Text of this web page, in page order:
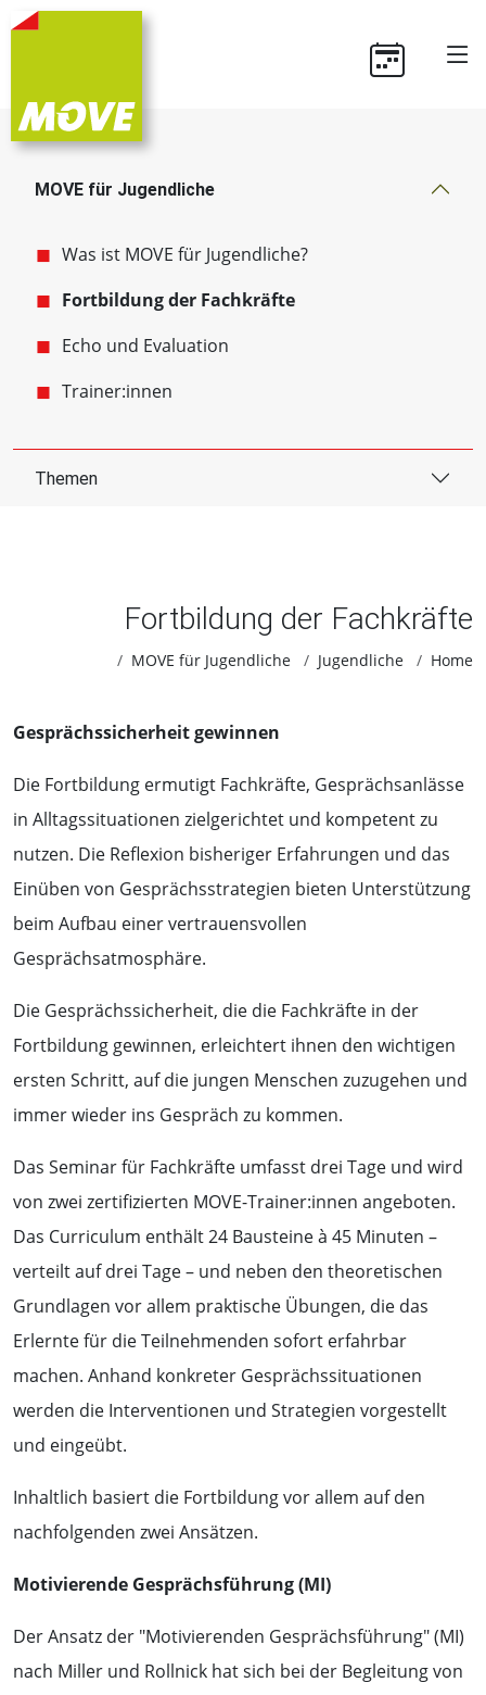
MOVE für Jugendliche
Was ist MOVE für Jugendliche?
Fortbildung der Fachkräfte
Echo und Evaluation
Trainer:innen
Themen
Fortbildung der Fachkräfte
MOVE für Jugendliche Jugendliche Home
Gesprächssicherheit gewinnen
Die Fortbildung ermutigt Fachkräfte, Gesprächsanlässe
in Alltagssituationen zielgerichtet und kompetent zu
nutzen. Die Reflexion bisheriger Erfahrungen und das
Einüben von Gesprächsstrategien bieten Unterstützung
beim Aufbau einer vertrauensvollen
Gesprächsatmosphäre.
Die Gesprächssicherheit, die die Fachkräfte in der
Fortbildung gewinnen, erleichtert ihnen den wichtigen
ersten Schritt, auf die jungen Menschen zuzugehen und
immer wieder ins Gespräch zu kommen.
Das Seminar für Fachkräfte umfasst drei Tage und wird
von zwei zertifizierten MOVE-Trainer:innen angeboten.
Das Curriculum enthält 24 Bausteine à 45 Minuten –
verteilt auf drei Tage – und neben den theoretischen
Grundlagen vor allem praktische Übungen, die das
Erlernte für die Teilnehmenden sofort erfahrbar
machen. Anhand konkreter Gesprächssituationen
werden die Interventionen und Strategien vorgestellt
und eingeübt.
Inhaltlich basiert die Fortbildung vor allem auf den
nachfolgenden zwei Ansätzen.
Motivierende Gesprächsführung (MI)
Der Ansatz der "Motivierenden Gesprächsführung" (MI)
nach Miller und Rollnick hat sich bei der Begleitung von